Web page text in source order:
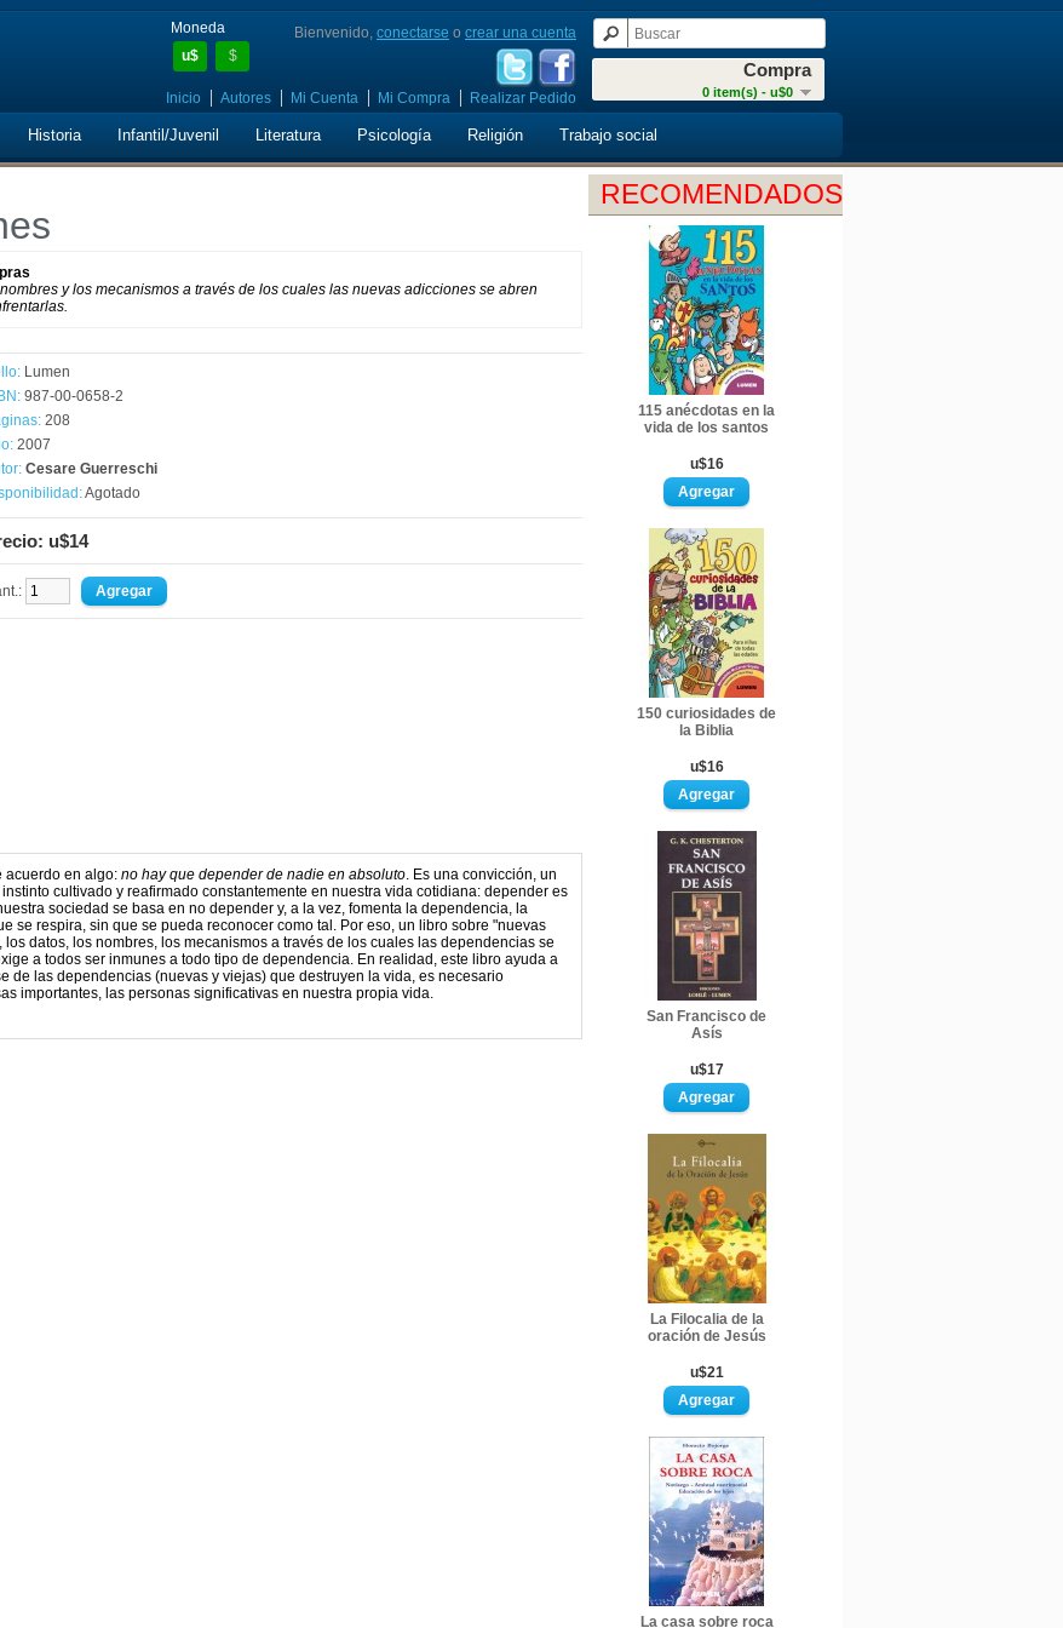
Moneda
u$
$
Compra
0 item(s) - u$0
Bienvenido, conectarse o crear una cuenta
Inicio Autores Mi Cuenta Mi Compra Realizar Pedido
Historia Infantil/Juvenil Literatura Psicología Religión Trabajo social
RECOMENDADOS
115 anécdotas en la
vida de los santos
u$16
150 curiosidades de
la Biblia
u$16
San Francisco de
Asís
u$17
La Filocalia de la
oración de Jesús
u$21
La casa sobre roca
y los mecanismos a través de los cuales las nuevas adicciones se abren
Lumen
987-00-0658-2
208
2007
Cesare Guerreschi
Agotado
u$14
acuerdo en algo: no hay que depender de nadie en absoluto. Es una convicción, un
cultivado y reafirmado constantemente en nuestra vida cotidiana: depender es
sociedad se basa en no depender y, a la vez, fomenta la dependencia, la
se respira, sin que se pueda reconocer como tal. Por eso, un libro sobre "nuevas
datos, los nombres, los mecanismos a través de los cuales las dependencias se
a todos ser inmunes a todo tipo de dependencia. En realidad, este libro ayuda a
de las dependencias (nuevas y viejas) que destruyen la vida, es necesario
importantes, las personas significativas en nuestra propia vida.